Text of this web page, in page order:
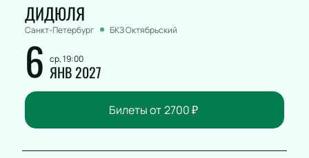
ДИДЮЛЯ
Санкт-Петербург БКЗ Октябрьский
6 ср, 19:00
ЯНВ 2027
Билеты от 2700₽